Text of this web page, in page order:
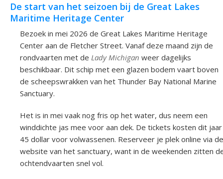
De start van het seizoen bij de Great Lakes
Maritime Heritage Center
Bezoek in mei 2026 de Great Lakes Maritime Heritage
Center aan de Fletcher Street. Vanaf deze maand zijn de
rondvaarten met de Lady Michigan weer dagelijks
beschikbaar. Dit schip met een glazen bodem vaart boven
de scheepswrakken van het Thunder Bay National Marine
Sanctuary.
Het is in mei vaak nog fris op het water, dus neem een
winddichte jas mee voor aan dek. De tickets kosten dit jaar
45 dollar voor volwassenen. Reserveer je plek online via de
website van het sanctuary, want in de weekenden zitten
ochtendvaarten snel vol.